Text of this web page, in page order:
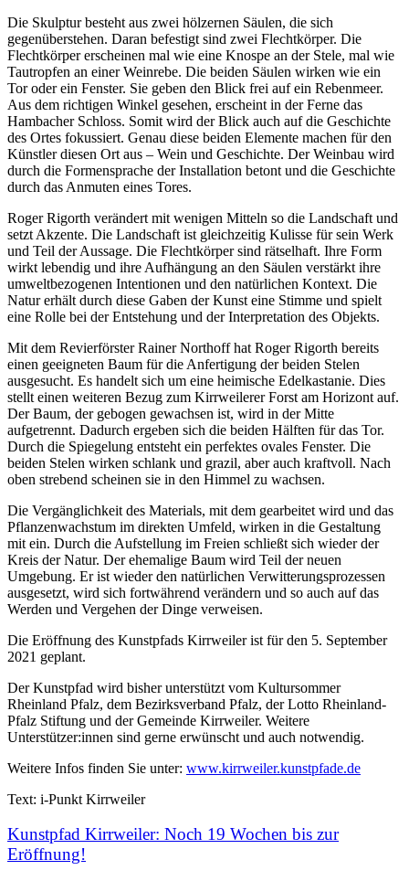
Die Skulptur besteht aus zwei hölzernen Säulen, die sich
gegenüberstehen. Daran befestigt sind zwei Flechtkörper. Die
Flechtkörper erscheinen mal wie eine Knospe an der Stele, mal wie
Tautropfen an einer Weinrebe. Die beiden Säulen wirken wie ein
Tor oder ein Fenster. Sie geben den Blick frei auf ein Rebenmeer.
Aus dem richtigen Winkel gesehen, erscheint in der Ferne das
Hambacher Schloss. Somit wird der Blick auch auf die Geschichte
des Ortes fokussiert. Genau diese beiden Elemente machen für den
Künstler diesen Ort aus – Wein und Geschichte. Der Weinbau wird
durch die Formensprache der Installation betont und die Geschichte
durch das Anmuten eines Tores.
Roger Rigorth verändert mit wenigen Mitteln so die Landschaft und
setzt Akzente. Die Landschaft ist gleichzeitig Kulisse für sein Werk
und Teil der Aussage. Die Flechtkörper sind rätselhaft. Ihre Form
wirkt lebendig und ihre Aufhängung an den Säulen verstärkt ihre
umweltbezogenen Intentionen und den natürlichen Kontext. Die
Natur erhält durch diese Gaben der Kunst eine Stimme und spielt
eine Rolle bei der Entstehung und der Interpretation des Objekts.
Mit dem Revierförster Rainer Northoff hat Roger Rigorth bereits
einen geeigneten Baum für die Anfertigung der beiden Stelen
ausgesucht. Es handelt sich um eine heimische Edelkastanie. Dies
stellt einen weiteren Bezug zum Kirrweilerer Forst am Horizont auf.
Der Baum, der gebogen gewachsen ist, wird in der Mitte
aufgetrennt. Dadurch ergeben sich die beiden Hälften für das Tor.
Durch die Spiegelung entsteht ein perfektes ovales Fenster. Die
beiden Stelen wirken schlank und grazil, aber auch kraftvoll. Nach
oben strebend scheinen sie in den Himmel zu wachsen.
Die Vergänglichkeit des Materials, mit dem gearbeitet wird und das
Pflanzenwachstum im direkten Umfeld, wirken in die Gestaltung
mit ein. Durch die Aufstellung im Freien schließt sich wieder der
Kreis der Natur. Der ehemalige Baum wird Teil der neuen
Umgebung. Er ist wieder den natürlichen Verwitterungsprozessen
ausgesetzt, wird sich fortwährend verändern und so auch auf das
Werden und Vergehen der Dinge verweisen.
Die Eröffnung des Kunstpfads Kirrweiler ist für den 5. September
2021 geplant.
Der Kunstpfad wird bisher unterstützt vom Kultursommer
Rheinland Pfalz, dem Bezirksverband Pfalz, der Lotto Rheinland-
Pfalz Stiftung und der Gemeinde Kirrweiler. Weitere
Unterstützer:innen sind gerne erwünscht und auch notwendig.
Weitere Infos finden Sie unter: www.kirrweiler.kunstpfade.de
Text: i-Punkt Kirrweiler
Kunstpfad Kirrweiler: Noch 19 Wochen bis zur
Eröffnung!